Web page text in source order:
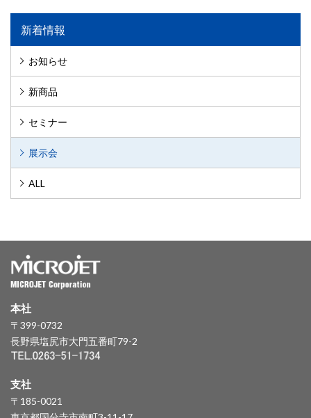
新着情報
お知らせ
新商品
セミナー
展示会
ALL
本社
〒399-0732
長野県塩尻市大門五番町79-2
支社
〒185-0021